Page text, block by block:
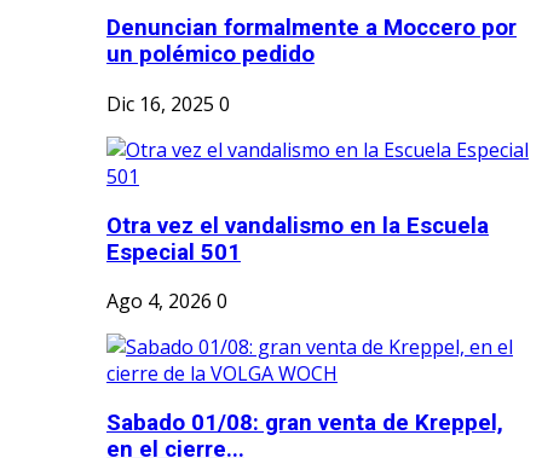
Denuncian formalmente a Moccero por
un polémico pedido
Dic 16, 2025 0
Otra vez el vandalismo en la Escuela
Especial 501
Ago 4, 2026 0
Sabado 01/08: gran venta de Kreppel,
en el cierre...